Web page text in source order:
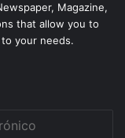
Magazine,
that allow you to
your needs.